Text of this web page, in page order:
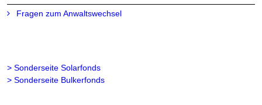
Fragen zum Anwaltswechsel
> Sonderseite Solarfonds
> Sonderseite Bulkerfonds